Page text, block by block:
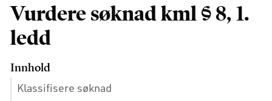
Vurdere søknad kml § 8, 1.
ledd
Innhold
Klassifisere søknad